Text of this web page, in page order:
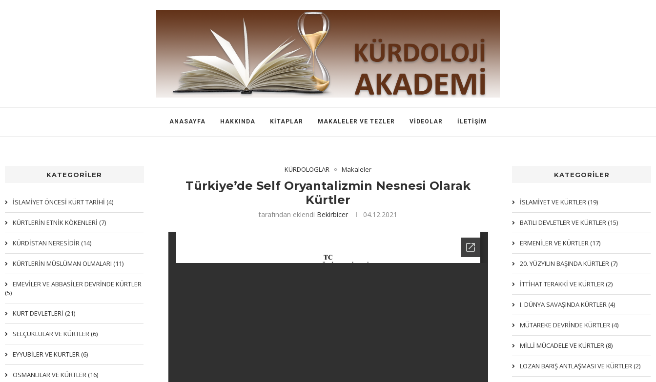
ANASAYFA HAKKINDA KITAPLAR MAKALELER VE TEZLER VIDEOLAR İLETIŞIM
KÜRDOLOGLAR Makaleler
Türkiye’de Self Oryantalizmin Nesnesi Olarak
Kürtler
tarafından eklendi Bekirbicer 04.12.2021
KATEGORİLER
İSLAMIYET VE KÜRTLER (19)
BATILI DEVLETLER VE KÜRTLER (15)
ERMENİLER VE KÜRTLER (17)
20. YÜZYILIN BAŞINDA KÜRTLER (7)
İTTIHAT TERAKKI VE KÜRTLER (2)
I. DÜNYA SAVAŞINDA KÜRTLER (4)
MÜTAREKE DEVRİNDE KÜRTLER (4)
MİLLİ MÜCADELE VE KÜRTLER (8)
LOZAN BARIŞ ANTLAŞMASI VE KÜRTLER (2)
KATEGORİLER
İSLAMİYET ÖNCESİ KÜRT TARİHİ (4)
KÜRTLERIN ETNIK KÖKENLERI (7)
KÜRDİSTAN NERESİDİR (14)
KÜRTLERİN MÜSLÜMAN OLMALARI (11)
EMEVİLER VE ABBASİLER DEVRİNDE KÜRTLER
(5)
KÜRT DEVLETLERİ (21)
SELÇUKLULAR VE KÜRTLER (6)
EYYUBİLER VE KÜRTLER (6)
OSMANLILAR VE KÜRTLER (16)